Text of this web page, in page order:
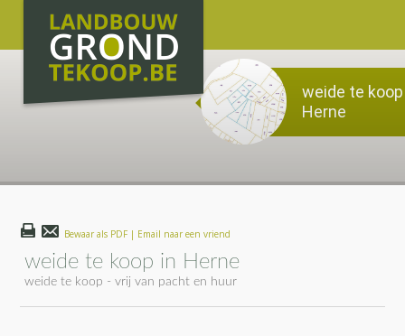
weide te
Herne
Bewaar als PDF | Email naar een vriend
weide te koop in Herne
weide te koop - vrij van pacht en huur